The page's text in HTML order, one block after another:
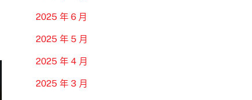
2025 年 6 月
2025 年 5 月
2025 年 4 月
2025 年 3 月